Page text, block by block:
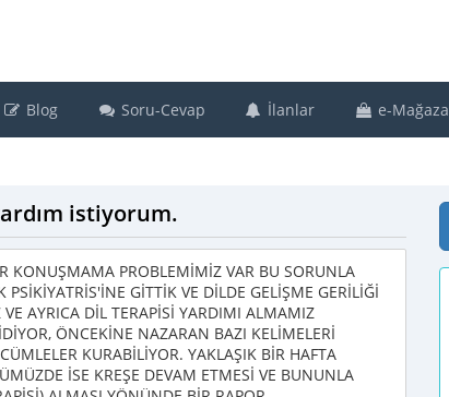
Blog Soru-Cevap İlanlar e-Mağaza
istiyorum.
KONUŞMAMA PROBLEMİMİZ VAR BU SORUNLA
GİTTİK VE DİLDE GELİŞME GERİLİĞİ
AYRICA DİL TERAPİSİ YARDIMI ALMAMIZ
ÖNCEKİNE NAZARAN BAZI KELİMELERİ
KURABİLİYOR. YAKLAŞIK BİR HAFTA
İSE KREŞE DEVAM ETMESİ VE BUNUNLA